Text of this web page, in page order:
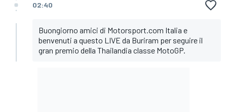
02:40
Buongiorno amici di Motorsport.com Italia e
benvenuti a questo LIVE da Buriram per seguire il
gran premio della Thailandia classe MotoGP.